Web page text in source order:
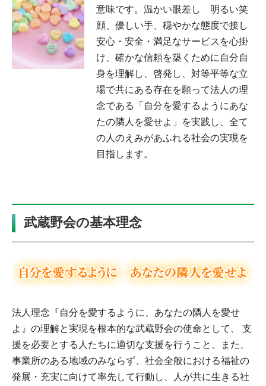
意味です。温かい眼差し 明るい笑
顔、優しい手、穏やかな態度で接し
安心・安全・満足なサービスを心掛
け、確かな信頼を築くために自分自
身を理解し、啓発し、対等平等な立
場で共にある存在を願って法人の理
念である「自分を愛するようにあな
たの隣人を愛せよ」を実践し、全て
の人のえみがあふれる社会の実現を
目指します。
武蔵野会の基本理念
法人理念『自分を愛するように、あなたの隣人を愛せ
よ』の理解と実現を根本的な武蔵野会の使命として、 支
援を必要とする人たちに適切な支援を行うこと、また、
事業所のある地域のみならず、社会全般における福祉の
発展・充実に向けて率先して行動し、人が共に生きる社